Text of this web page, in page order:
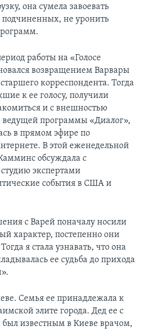
она сумела завоевать
подчиненных, не уронить
работы на «Голосе
возвращением Варвары
корреспондента. Тогда
к ее голосу, получили
и с внешностью
ведущей программы «Диалог»,
в прямом эфире по
В этой еженедельной
обсуждала с
экспертами
события в США и
с Варей поначалу носили
характер, постепенно они
я стала узнавать, что она
ее судьба до прихода
Семья ее принадлежала к
элите города. Дед ее с
был известным в Киеве врачом,